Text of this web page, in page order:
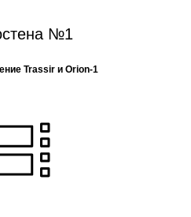
№1
Trassir и Orion-1